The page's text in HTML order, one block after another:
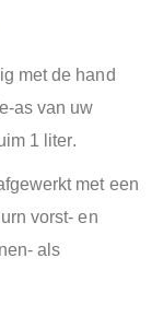
met de hand
as van uw
1 liter.
met een
vorst- en
als